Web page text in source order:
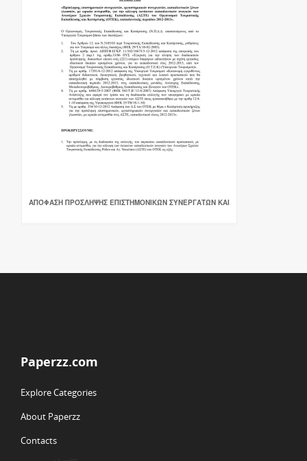
ΑΠΌΦΑΣΗ ΠΡΌΣΛΗΨΗΣ ΕΠΙΣΤΗΜΟΝΙΚΏΝ ΣΥΝΕΡΓΑΤΏΝ ΚΑΙ
Paperzz.com
Explore Categories
About Paperzz
Contacts